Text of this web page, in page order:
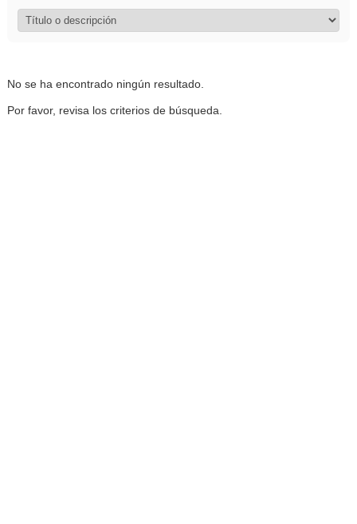
No se ha encontrado ningún resultado.
Por favor, revisa los criterios de búsqueda.